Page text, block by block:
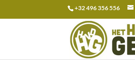
+32 496 356 556
Recherche
pour :